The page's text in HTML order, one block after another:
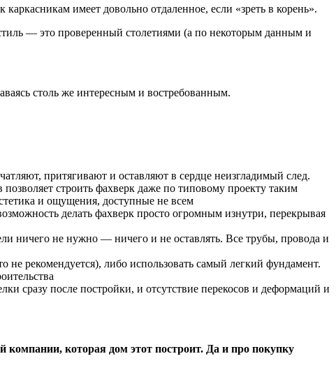
имеет довольно отдаленное, если «зреть в корень».
— это проверенный столетиями (а по некоторым данным и
столь же интересным и востребованным.
притягивают и оставляют в сердце неизгладимый след.
строить фахверк даже по типовому проекту таким
и ощущения, доступные не всем
делать фахверк просто огромным изнутри, перекрывая
ничего не нужно — ничего и не оставлять. Все трубы, провода и
не рекомендуется), либо использовать самый легкий фундамент.
сразу после постройки, и отсутствие перекосов и деформаций и
которая дом этот построит. Да и про покупку